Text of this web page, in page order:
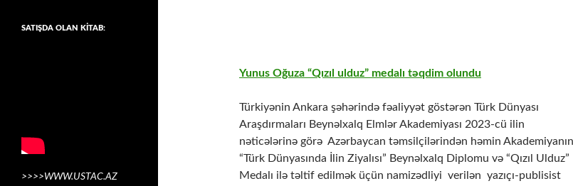
Yunus Oğuza “Qızıl ulduz” medalı təqdim olundu
Türkiyənin Ankara şəhərində fəaliyyət göstərən Türk Dünyası
Araşdırmaları Beynəlxalq Elmlər Akademiyası 2023-cü ilin
nəticələrinə görə Azərbaycan təmsilçilərindən həmin Akademiyanın
“Türk Dünyasında İlin Ziyalısı” Beynəlxalq Diplomu və “Qızıl Ulduz”
Medalı ilə təltif edilmək üçün namizədliyi verilən yazıçı-publisist
SATIŞDA OLAN KİTAB:
>>>>WWW.USTAC.AZ